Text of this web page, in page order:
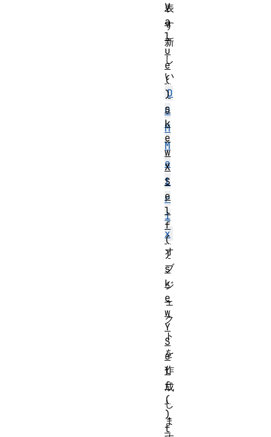
表
す
新
し
い
D
O
M
M
a
t
r
i
x
オ
ブ
ジ
ェ
ク
ト
を
作
成
し
ま
V
a
l
u
e
(
)
s
k
e
w
X
S
e
l
f
(
)
s
k
e
w
Y
S
e
l
f
(
)
t